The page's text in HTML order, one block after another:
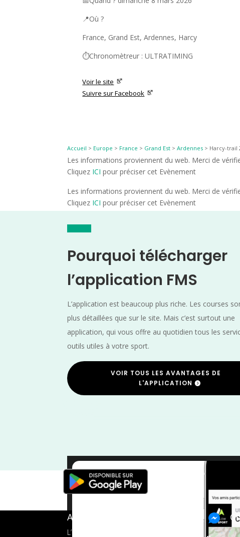
📍Où ?
France, Grand Est, Ardennes, Harcy
⏱️Chronomètreur : ULTRATIMING
Voir le site
Suivre sur Facebook
Accueil > Europe > France > Grand Est >Ardennes > Harcy-trail
Les informations proviennent du web. Merci de
Cliquez ICI pour préciser cet Evènement
Les informations proviennent du web. Merci de
Cliquez ICI pour préciser cet Evènement
Pourquoi télécharger
l’application FMS
L’application est beaucoup plus riche. Les courses
plus détaillées que sur le site. Mais c’est surtout une
application, qui vous offre au quotidien tous les
outils utiles à votre sport.
VOIR TOUS LES AVANTAGES DE
L'APPLICATION
/
A propos de FMS
L’application tout-en-un pour les